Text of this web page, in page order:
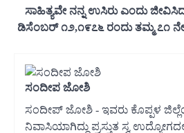
ಸಾಹಿತ್ಯವೇ ನನ್ನ ಉಸಿರು ಎಂದು
ಡಿಸೆಂಬರ್ ೧೨,೧೯೭೬ ರಂದು ತಮ್ಮ ೭೧
ಸಂದೀಪ ಜೋಶಿ
ಸಂದೀಪ್ ಜೋಶಿ - ಇವರು ಕೊಪ್ಪಳ
ನಿವಾಸಿಯಾಗಿದ್ದು ಪ್ರಸ್ತುತ ಸ್ವ